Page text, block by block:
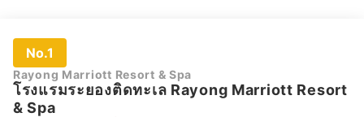
No.1
Rayong Marriott Resort & Spa
โรงแรมระยองติดทะเล Rayong Marriott Resort
& Spa